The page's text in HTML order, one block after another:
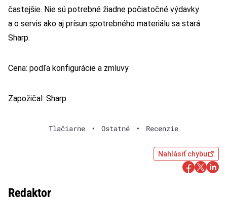
častejšie. Nie sú potrebné žiadne počiatočné výdavky
a o servis ako aj prísun spotrebného materiálu sa stará
Sharp.
Cena: podľa konfigurácie a zmluvy
Zapožičal: Sharp
Tlačiarne • Ostatné • Recenzie
Nahlásiť chybu
Redaktor